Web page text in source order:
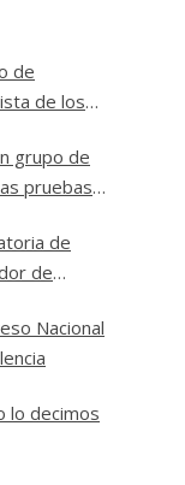
de
de los
grupo de
pruebas
de
de
Nacional
lo decimos